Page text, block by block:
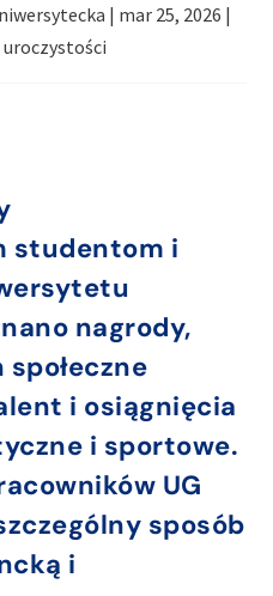
| mar 25, 2026 |
studentom i
nagrody,
i osiągnięcia
i sportowe.
UG
sposób
i